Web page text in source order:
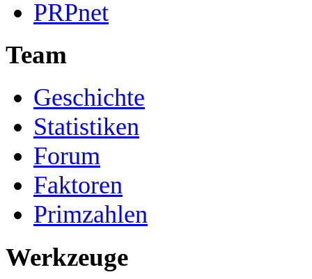
PRPnet
Team
Geschichte
Statistiken
Forum
Faktoren
Primzahlen
Werkzeuge